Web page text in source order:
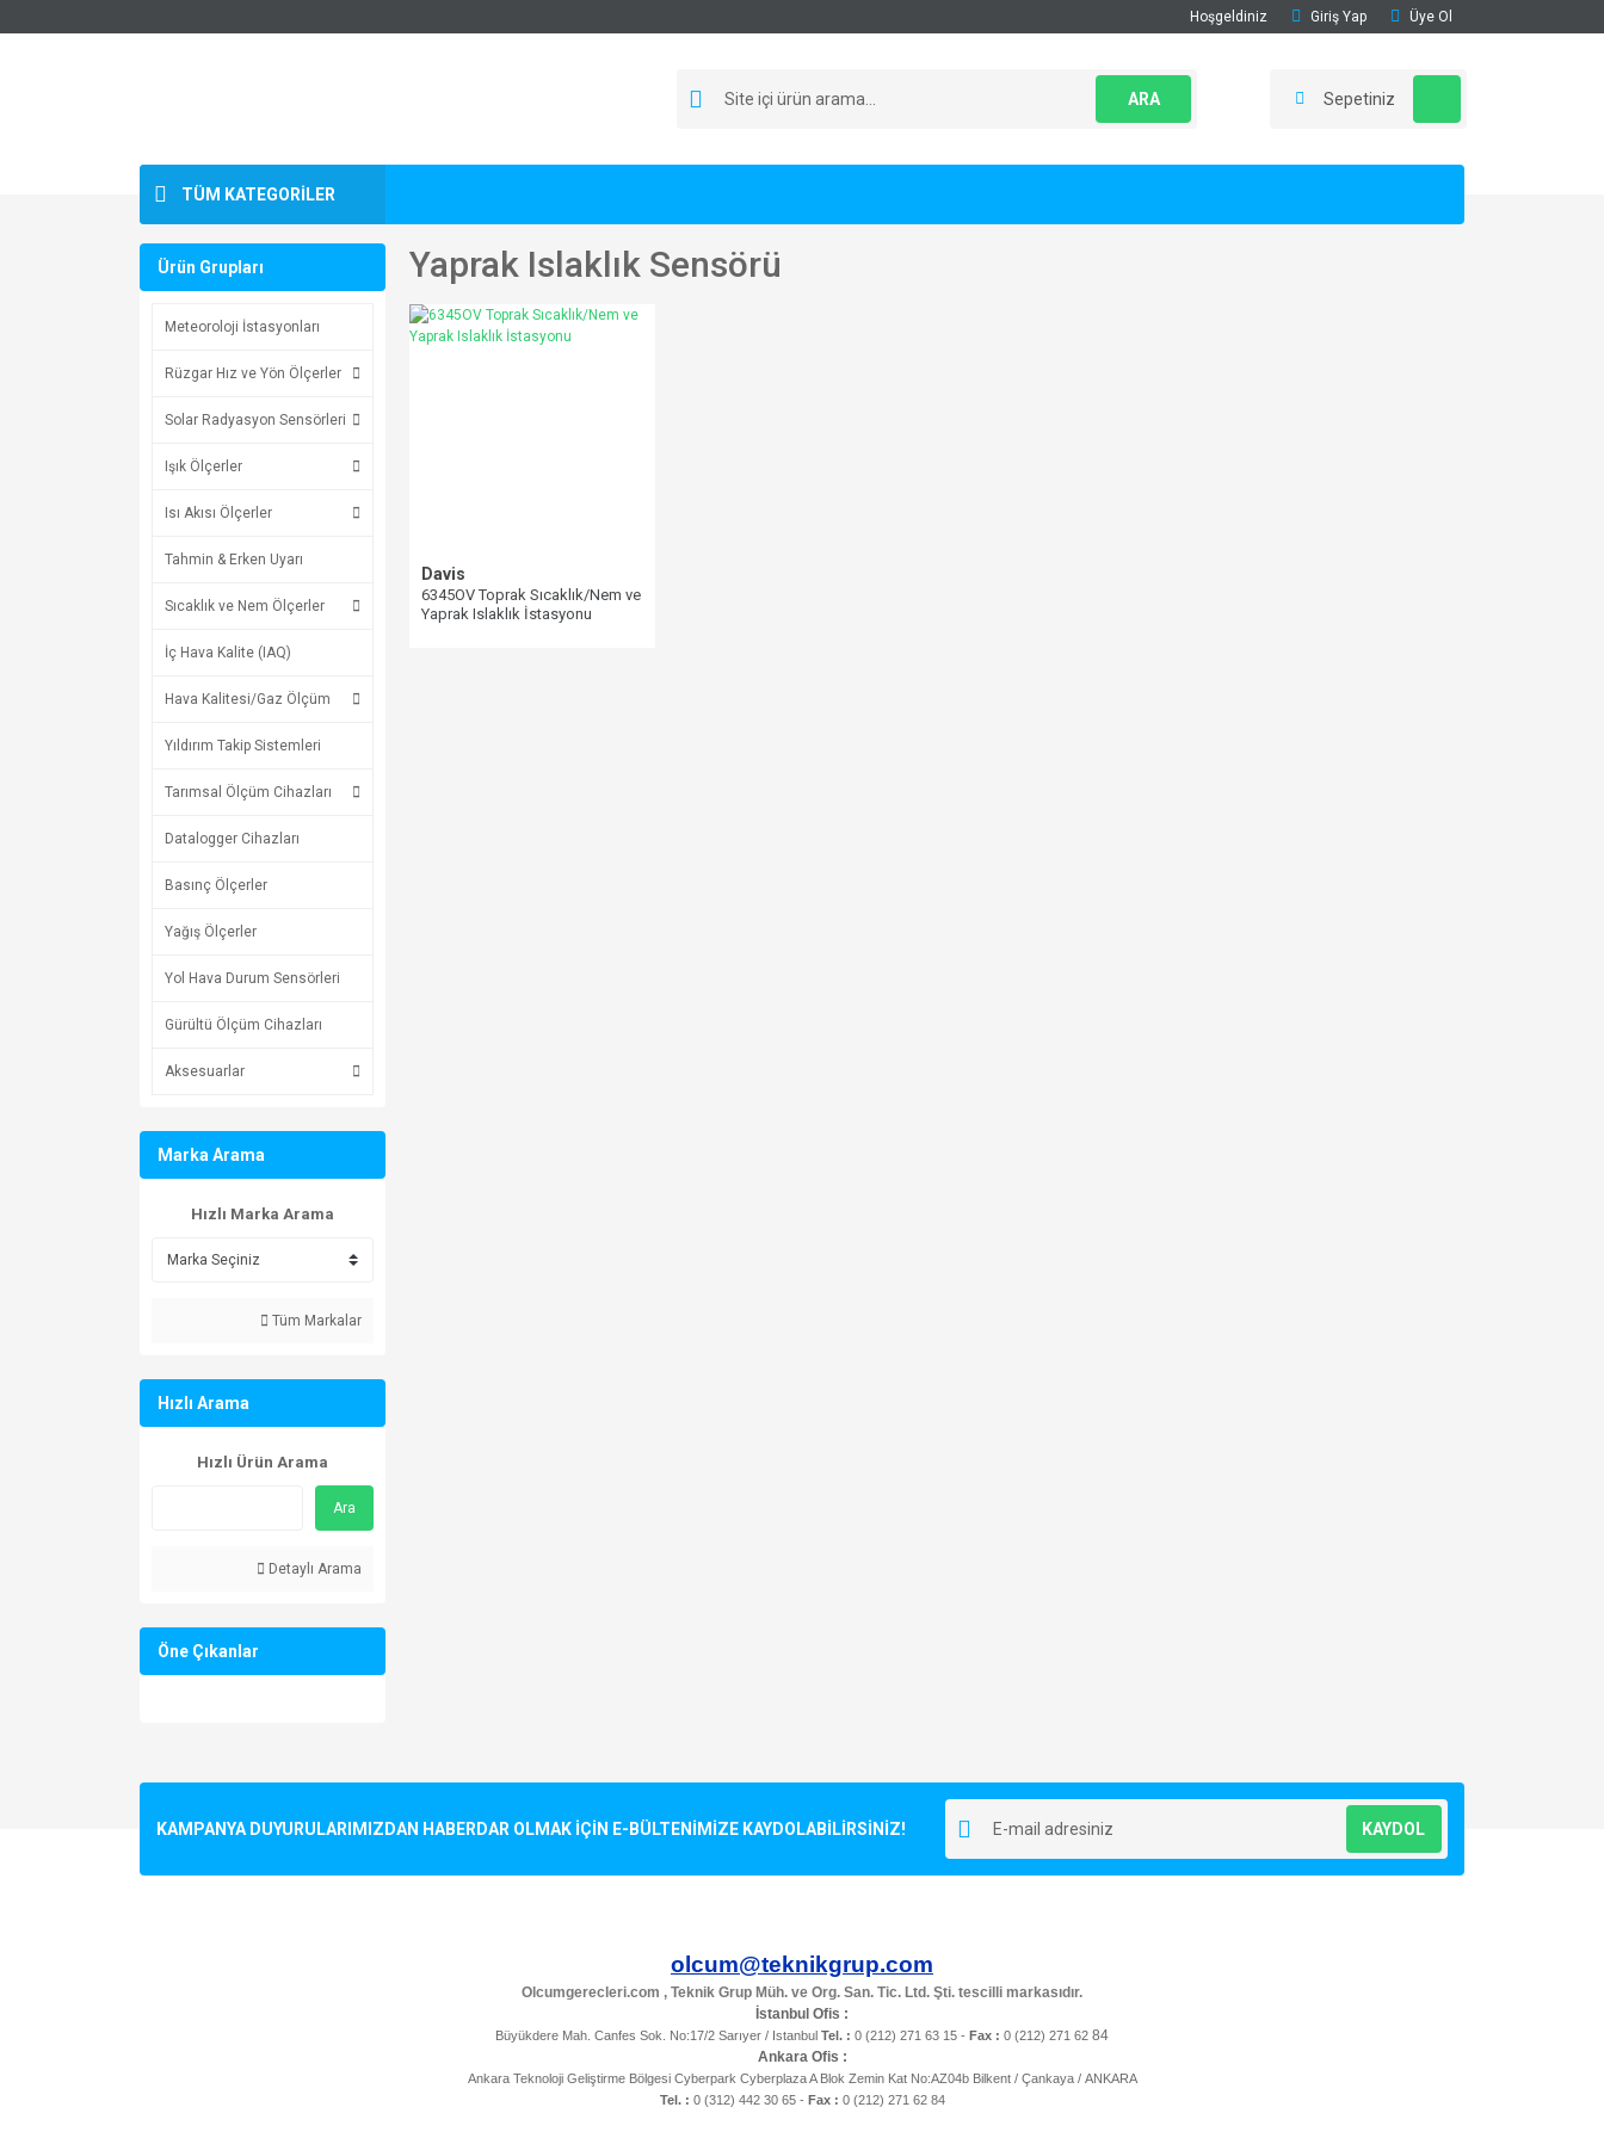
Hoşgeldiniz Giriş Yap Üye Ol
ARA Sepetiniz
TÜM KATEGORİLER
Ürün Grupları
Meteoroloji İstasyonları
Rüzgar Hız ve Yön Ölçerler
Solar Radyasyon Sensörleri
Işık Ölçerler
Isı Akısı Ölçerler
Tahmin & Erken Uyarı
Sıcaklık ve Nem Ölçerler
İç Hava Kalite (IAQ)
Hava Kalitesi/Gaz Ölçüm
Yıldırım Takip Sistemleri
Tarımsal Ölçüm Cihazları
Datalogger Cihazları
Basınç Ölçerler
Yağış Ölçerler
Yol Hava Durum Sensörleri
Gürültü Ölçüm Cihazları
Aksesuarlar
Marka Arama
Hızlı Marka Arama
Tüm Markalar
Hızlı Arama
Hızlı Ürün Arama
Ara
Detaylı Arama
Öne Çıkanlar
Yaprak Islaklık Sensörü
Davis
6345OV Toprak Sıcaklık/Nem ve
Yaprak Islaklık İstasyonu
KAMPANYA DUYURULARIMIZDAN HABERDAR OLMAK İÇİN E-BÜLTENİMİZE KAYDOLABİLİRSİNİZ! KAYDOL
olcum@teknikgrup.com
Olcumgerecleri.com , Teknik Grup Müh. ve Org. San. Tic. Ltd. Şti. tescilli markasıdır.
İstanbul Ofis :
Büyükdere Mah. Canfes Sok. No:17/2 Sarıyer / Istanbul Tel. : 0 (212) 271 63 15 - Fax : 0 (212) 271 62 84
Ankara Ofis :
Ankara Teknoloji Geliştirme Bölgesi Cyberpark Cyberplaza A Blok Zemin Kat No:AZ04b Bilkent / Çankaya / ANKARA
Tel. : 0 (312) 442 30 65 - Fax : 0 (212) 271 62 84